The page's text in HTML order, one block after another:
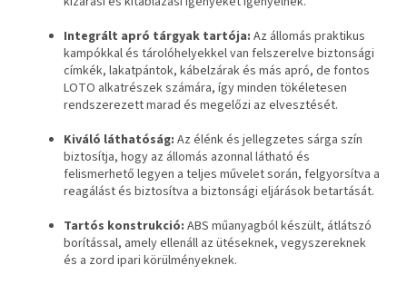
Integrált apró tárgyak tartója: Az állomás praktikus
kampókkal és tárolóhelyekkel van felszerelve biztonsági
címkék, lakatpántok, kábelzárak és más apró, de fontos
LOTO alkatrészek számára, így minden tökéletesen
rendszerezett marad és megelőzi az elvesztését.
Kiváló láthatóság: Az élénk és jellegzetes sárga szín
biztosítja, hogy az állomás azonnal látható és
felismerhető legyen a teljes művelet során, felgyorsítva a
reagálást és biztosítva a biztonsági eljárások betartását.
Tartós konstrukció: ABS műanyagból készült, átlátszó
borítással, amely ellenáll az ütéseknek, vegyszereknek
és a zord ipari körülményeknek.